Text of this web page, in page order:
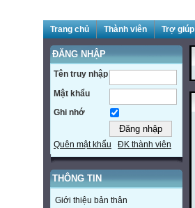
Trang chủ Thành viên Trợ giúp
ĐĂNG NHẬP
Tên truy nhập
Mật khẩu
Ghi nhớ
Quên mật khẩu ĐK thành viên
THÔNG TIN
Giới thiệu bản thân